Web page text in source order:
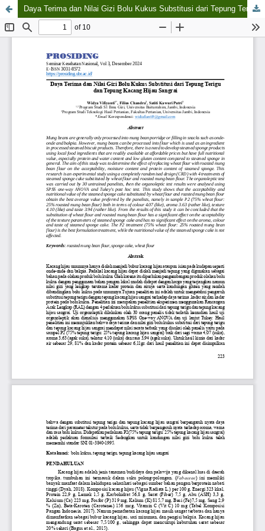
Daya Terima dan Nilai Gizi Bolu Kukus Substitusi dari Tepung Terigu dan Tepung Kacang Hijau Sangrai